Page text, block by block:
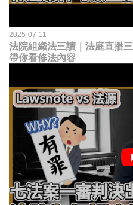
2025-07-11
法院組織法三讀｜法庭直播
帶你看修法內容